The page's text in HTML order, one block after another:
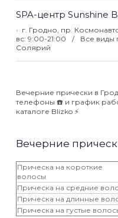
SPA-центр Sunshine
г. Гродно, пр.
вс: 9:00-21:00
Все виды
Солярий
Вечерние прически в
телефоны ☎️ и график
каталоге Blizko ⚡️
Вечерние
Прическа на короткие
волосы
Прическа на средние
Прическа на длинные
Прическа на густые